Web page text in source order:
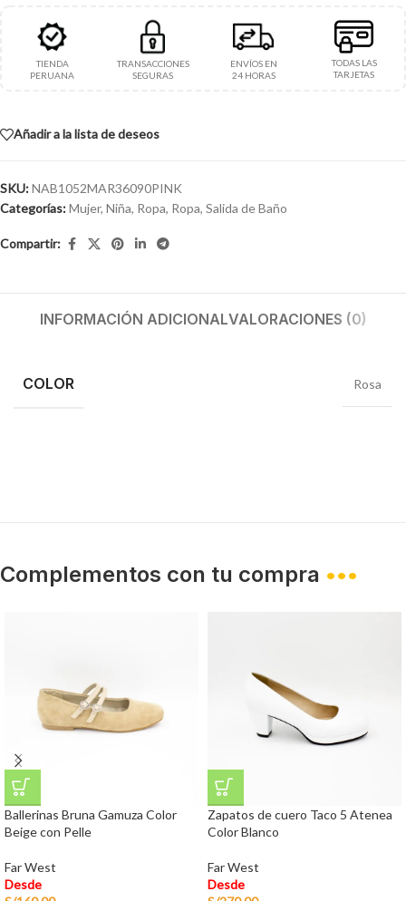
TIENDA
PERUANA
TRANSACCIONES
SEGURAS
ENVÍOS EN
24 HORAS
TODAS LAS
TARJETAS
Añadir a la lista de deseos
SKU:NAB1052MAR36090PINK
Categorías:Mujer, Niña, Ropa, Ropa, Salida de Baño
Compartir:
INFORMACIÓN ADICIONALVALORACIONES (0)
COLOR Rosa
Complementos con tu compra •••
Ballerinas Bruna Gamuza Color
Beige con Pelle
Far West
Desde
Zapatos de cuero Taco 5 Atenea
Color Blanco
Far West
Desde